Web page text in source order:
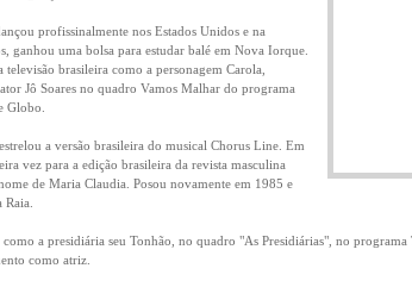
profissinalmente nos Estados Unidos e na
ganhou uma bolsa para estudar balé em Nova Iorque.
televisão brasileira como a personagem Carola,
Jô Soares no quadro Vamos Malhar do programa
Globo.
a versão brasileira do musical Chorus Line. Em
vez para a edição brasileira da revista masculina
de Maria Claudia. Posou novamente em 1985 e
a presidiária seu Tonhão, no quadro "As Presidiárias", no programa
como atriz.